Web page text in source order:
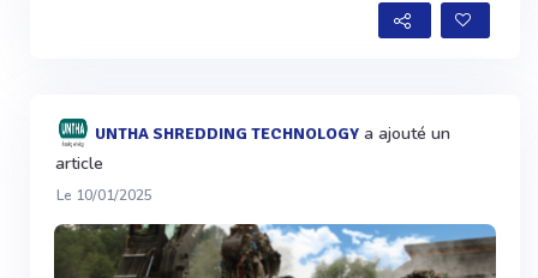
UNTHA SHREDDING TECHNOLOGY a ajouté un
article
Le 10/01/2025